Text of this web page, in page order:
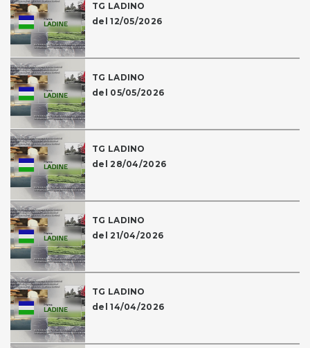
TG LADINO
del 12/05/2026
TG LADINO
del 05/05/2026
TG LADINO
del 28/04/2026
TG LADINO
del 21/04/2026
TG LADINO
del 14/04/2026